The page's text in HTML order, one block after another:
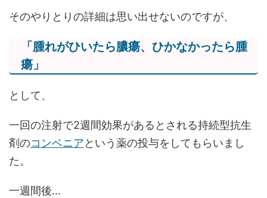
そのやりとりの詳細は思い出せないのですが、
「腫れがひいたら膿瘍、ひかなかったら腫
瘍」
として、
一回の注射で2週間効果があるとされる持続型抗生
剤のコンベニアという薬の投与をしてもらいまし
た。
一週間後…